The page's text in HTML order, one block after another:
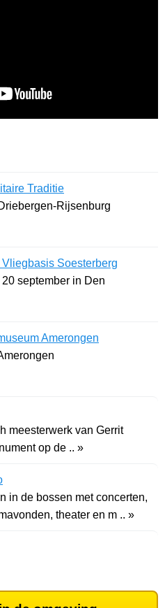
Traditie
Rijsenburg
Vliegbasis Soesterberg
september in Den
Amerongen
meesterwerk van Gerrit
op de .. »
in de bossen met concerten,
theater en m .. »